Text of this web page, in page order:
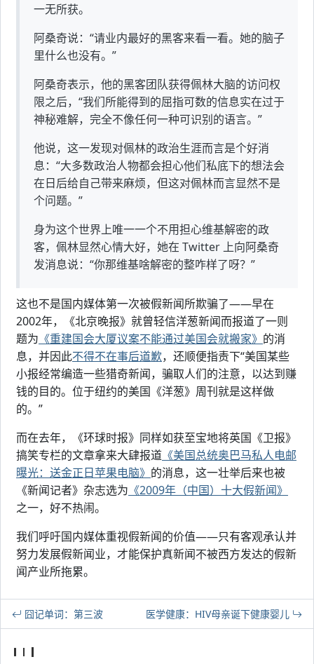
一无所获。
阿桑奇说：“请业内最好的黑客来看一看。她的脑子
里什么也没有。”
阿桑奇表示，他的黑客团队获得佩林大脑的访问权
限之后，“我们所能得到的屈指可数的信息实在过于
神秘难解，完全不像任何一种可识别的语言。”
他说，这一发现对佩林的政治生涯而言是个好消
息：“大多数政治人物都会担心他们私底下的想法会
在日后给自己带来麻烦，但这对佩林而言显然不是
个问题。”
身为这个世界上唯一一个不用担心维基解密的政
客，佩林显然心情大好，她在 Twitter 上向阿桑奇
发消息说：“你那维基啥解密的整咋样了呀？”
这也不是国内媒体第一次被假新闻所欺骗了——早在
2002年，《北京晚报》就曾轻信洋葱新闻而报道了一则
题为 《重建国会大厦议案不能通过美国会就搬家》 的消
息，并因此不得不在事后道歉，还顺便指责下“美国某些
小报经常编造一些猎奇新闻，骗取人们的注意，以达到赚
钱的目的。位于纽约的美国《洋葱》周刊就是这样做
的。”
而在去年，《环球时报》同样如获至宝地将英国《卫报》
搞笑专栏的文章拿来大肆报道 《美国总统奥巴马私人电邮
曝光：送金正日苹果电脑》 的消息，这一壮举后来也被
《新闻记者》杂志选为 《2009年（中国）十大假新闻》
之一，好不热闹。
我们呼吁国内媒体重视假新闻的价值——只有客观承认并
努力发展假新闻业，才能保护真新闻不被西方发达的假新
闻产业所拖累。
囧记单词：第三波 医学健康：HIV母亲诞下健康婴儿